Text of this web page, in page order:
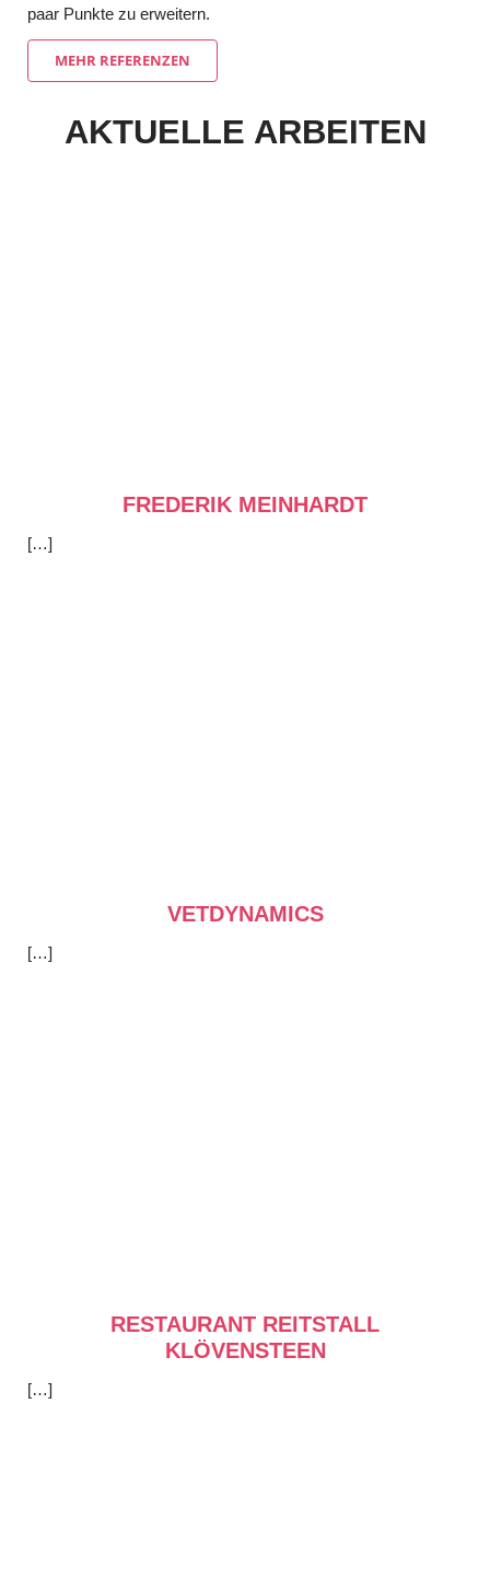
paar Punkte zu erweitern.
MEHR REFERENZEN
AKTUELLE ARBEITEN
FREDERIK MEINHARDT
[…]
VETDYNAMICS
[…]
RESTAURANT REITSTALL
KLÖVENSTEEN
[…]